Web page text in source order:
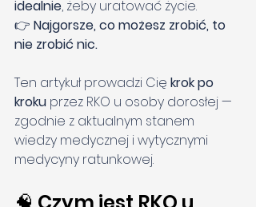
idealnie, żeby uratować życie.
👉 Najgorsze, co możesz zrobić, to
nie zrobić nic.
Ten artykuł prowadzi Cię krok po
kroku przez RKO u osoby dorosłej —
zgodnie z aktualnym stanem
wiedzy medycznej i wytycznymi
medycyny ratunkowej.